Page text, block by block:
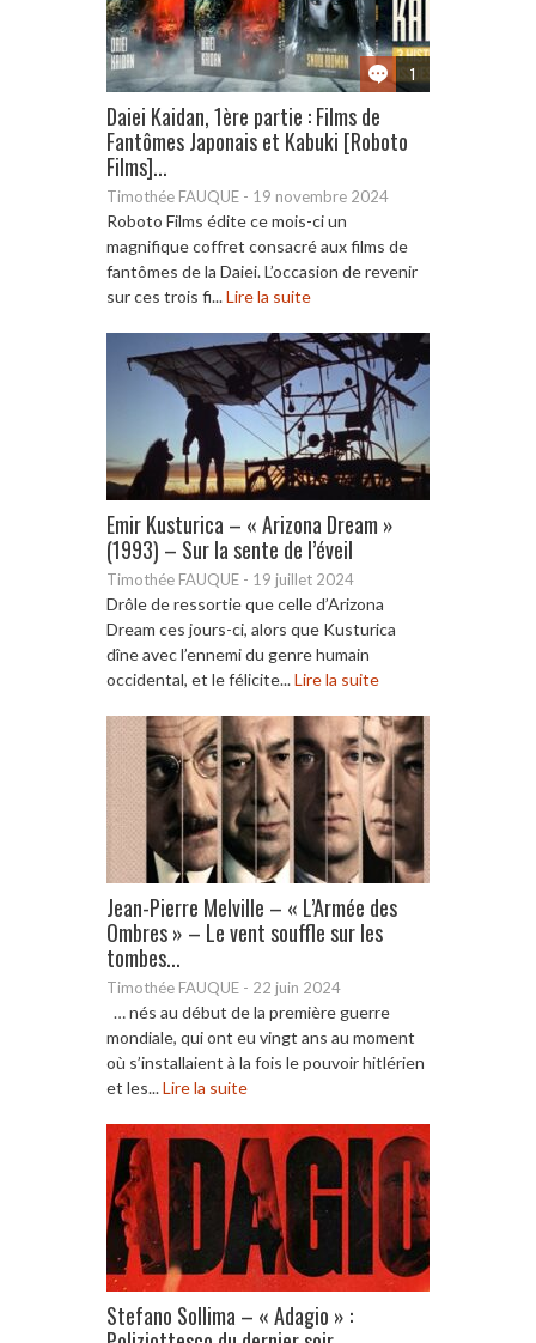
1
Daiei Kaidan, 1ère partie : Films de
Fantômes Japonais et Kabuki [Roboto
Films]...
Timothée FAUQUE - 19 novembre 2024
Roboto Films édite ce mois-ci un
magnifique coffret consacré aux films de
fantômes de la Daiei. L’occasion de revenir
sur ces trois fi...Lire la suite
Emir Kusturica – « Arizona Dream »
(1993) – Sur la sente de l’éveil
Timothée FAUQUE - 19 juillet 2024
Drôle de ressortie que celle d’Arizona
Dream ces jours-ci, alors que Kusturica
dîne avec l’ennemi du genre humain
occidental, et le félicite...Lire la suite
Jean-Pierre Melville – « L’Armée des
Ombres » – Le vent souffle sur les
tombes...
Timothée FAUQUE - 22 juin 2024
… nés au début de la première guerre
mondiale, qui ont eu vingt ans au moment
où s’installaient à la fois le pouvoir hitlérien
et les...Lire la suite
Stefano Sollima – « Adagio » :